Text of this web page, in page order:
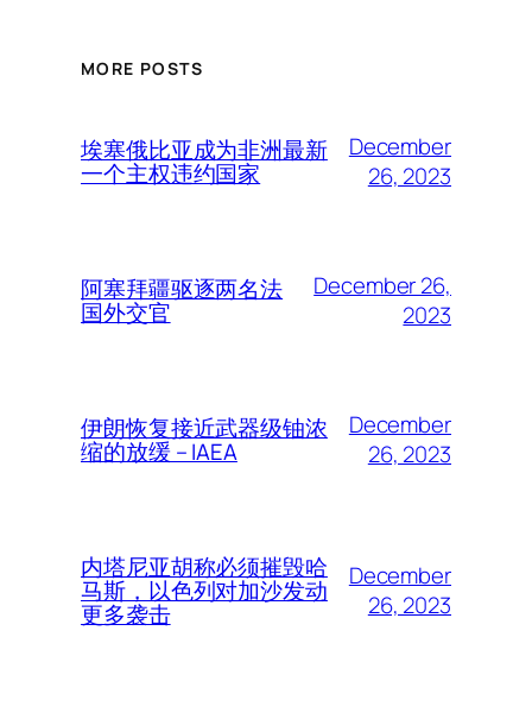
MORE POSTS
埃塞俄比亚成为非洲最新
一个主权违约国家
December
26, 2023
阿塞拜疆驱逐两名法
国外交官
December 26,
2023
伊朗恢复接近武器级铀浓
缩的放缓 – IAEA
December
26, 2023
内塔尼亚胡称必须摧毁哈
马斯，以色列对加沙发动
更多袭击
December
26, 2023